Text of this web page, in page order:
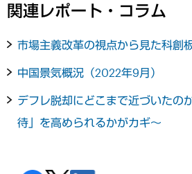
関連レポート・コラム
市場主義改革の視点から見た科創
中国景気概況（2022年9月）
デフレ脱却にどこまで近づいた
待」を高められるかがカギ～